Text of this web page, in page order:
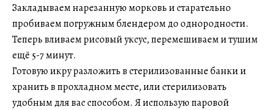
Закладываем нарезанную морковь и старательно
пробиваем погружным блендером до однородности.
Теперь вливаем рисовый уксус, перемешиваем и тушим
ещё 5-7 минут.
Готовую икру разложить в стерилизованные банки и
хранить в прохладном месте, или стерилизовать
удобным для вас способом. Я использую паровой